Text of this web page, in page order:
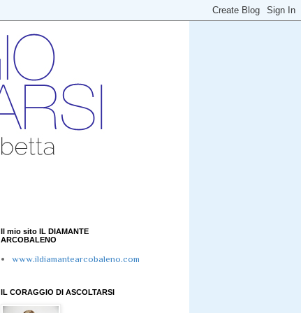
Il mio sito IL DIAMANTE
ARCOBALENO
www.ildiamantearcobaleno.com
IL CORAGGIO DI ASCOLTARSI